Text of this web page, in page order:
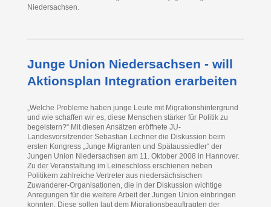
Niedersachsen.
Junge Union Niedersachsen - will
Aktionsplan Integration erarbeiten
„Welche Probleme haben junge Leute mit Migrationshintergrund
und wie schaffen wir es, diese Menschen stärker für Politik zu
begeistern?“ Mit diesen Ansätzen eröffnete JU-
Landesvorsitzender Sebastian Lechner die Diskussion beim
ersten Kongress „Junge Migranten und Spätaussiedler“ der
Jungen Union Niedersachsen am 11. Oktober 2008 in Hannover.
Zu der Veranstaltung im Leineschloss erschienen neben
Politikern zahlreiche Vertreter aus niedersächsischen
Zuwanderer-Organisationen, die in der Diskussion wichtige
Anregungen für die weitere Arbeit der Jungen Union einbringen
konnten. Diese sollen laut dem Migrationsbeauftragten der